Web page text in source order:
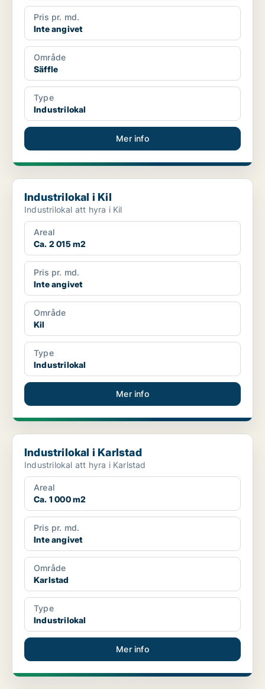
Pris pr. md.
Inte angivet
Område
Säffle
Type
Industrilokal
Mer info
Industrilokal i Kil
Industrilokal i Kil
Industrilokal att hyra i Kil
Areal
Ca. 2 015 m2
Pris pr. md.
Inte angivet
Område
Kil
Type
Industrilokal
Mer info
Industrilokal i Karlstad
Industrilokal i Karlstad
Industrilokal att hyra i Karlstad
Areal
Ca. 1 000 m2
Pris pr. md.
Inte angivet
Område
Karlstad
Type
Industrilokal
Mer info